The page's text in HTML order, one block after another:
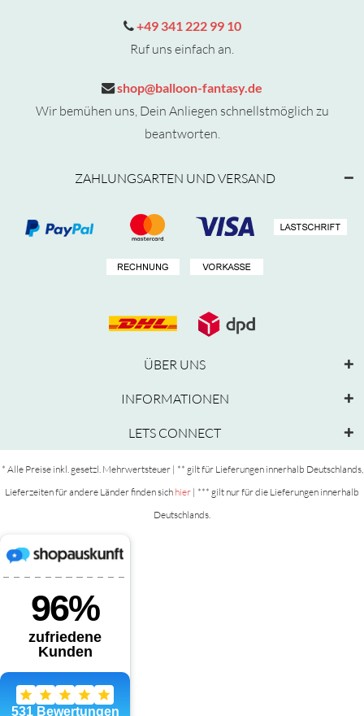
+49 341 222 99 10
Ruf uns einfach an.
shop@balloon-fantasy.de
Wir bemühen uns, Dein Anliegen schnellstmöglich zu
beantworten.
ZAHLUNGSARTEN UND VERSAND
ÜBER UNS
INFORMATIONEN
LETS CONNECT
* Alle Preise inkl. gesetzl. Mehrwertsteuer | ** gilt für Lieferungen innerhalb Deutschlands,
Lieferzeiten für andere Länder finden sich hier | *** gilt nur für die Lieferungen innerhalb
Deutschlands.